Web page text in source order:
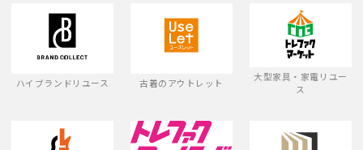
ハイブランドリユース 古着のアウトレット
大型家具・家電リユー
ス